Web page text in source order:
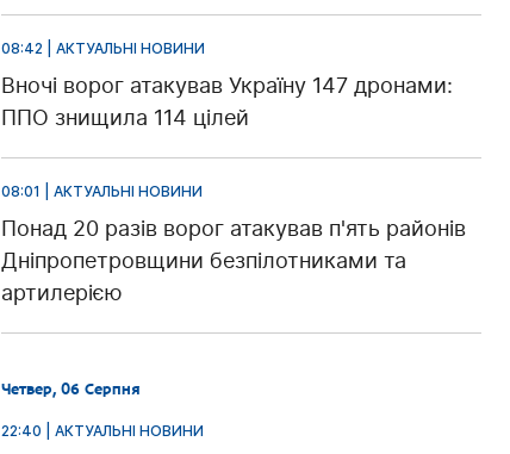
08:42 | АКТУАЛЬНІ НОВИНИ
Вночі ворог атакував Україну 147 дронами:
ППО знищила 114 цілей
08:01 | АКТУАЛЬНІ НОВИНИ
Понад 20 разів ворог атакував п'ять районів
Дніпропетровщини безпілотниками та
артилерією
Четвер, 06 Серпня
22:40 | АКТУАЛЬНІ НОВИНИ